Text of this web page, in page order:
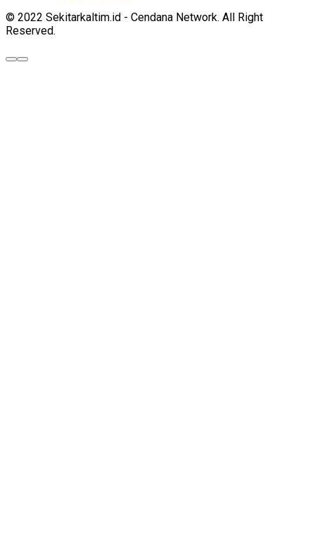
© 2022 Sekitarkaltim.id - Cendana Network. All Right
Reserved.